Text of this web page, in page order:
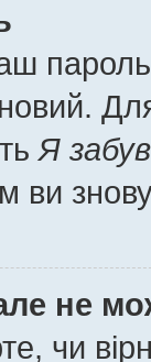
Я
ви
не
чи